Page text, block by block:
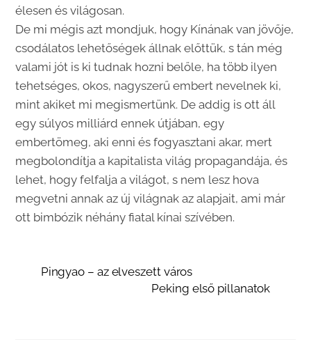
élesen és világosan.
De mi mégis azt mondjuk, hogy Kínának van jövője,
csodálatos lehetőségek állnak előttük, s tán még
valami jót is ki tudnak hozni belőle, ha több ilyen
tehetséges, okos, nagyszerű embert nevelnek ki,
mint akiket mi megismertünk. De addig is ott áll
egy súlyos milliárd ennek útjában, egy
embertömeg, aki enni és fogyasztani akar, mert
megbolondítja a kapitalista világ propagandája, és
lehet, hogy felfalja a világot, s nem lesz hova
megvetni annak az új világnak az alapjait, ami már
ott bimbózik néhány fiatal kínai szívében.
Pingyao – az elveszett város
Peking első pillanatok